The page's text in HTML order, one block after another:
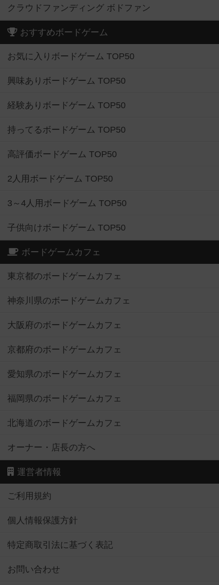
クラウドファンディング ボドファン
おすすめボードゲーム
お気に入りボードゲーム TOP50
興味ありボードゲーム TOP50
経験ありボードゲーム TOP50
持ってるボードゲーム TOP50
高評価ボードゲーム TOP50
2人用ボードゲーム TOP50
3～4人用ボードゲーム TOP50
子供向けボードゲーム TOP50
ボードゲームカフェ
東京都のボードゲームカフェ
神奈川県のボードゲームカフェ
大阪府のボードゲームカフェ
京都府のボードゲームカフェ
愛知県のボードゲームカフェ
福岡県のボードゲームカフェ
北海道のボードゲームカフェ
オーナー・店長の方へ
運営者情報
ご利用規約
個人情報保護方針
特定商取引法に基づく表記
お問い合わせ